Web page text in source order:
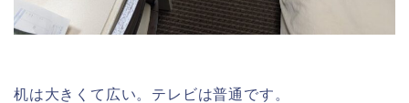
机は大きくて広い。テレビは普通です。